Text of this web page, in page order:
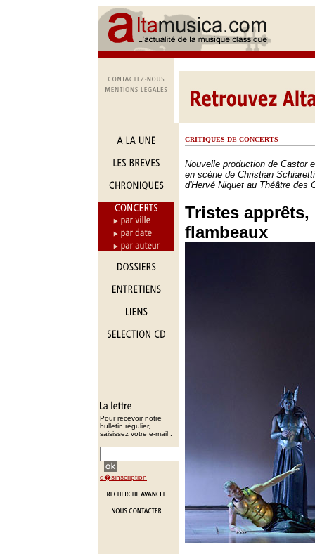
Pour recevoir notre
bulletin régulier,
saisissez votre e-mail :
d�sinscription
CRITIQUES DE CONCERTS
Nouvelle production de Castor
en scène de Christian
d'Hervé Niquet au Théâtre des
Tristes apprêts,
flambeaux